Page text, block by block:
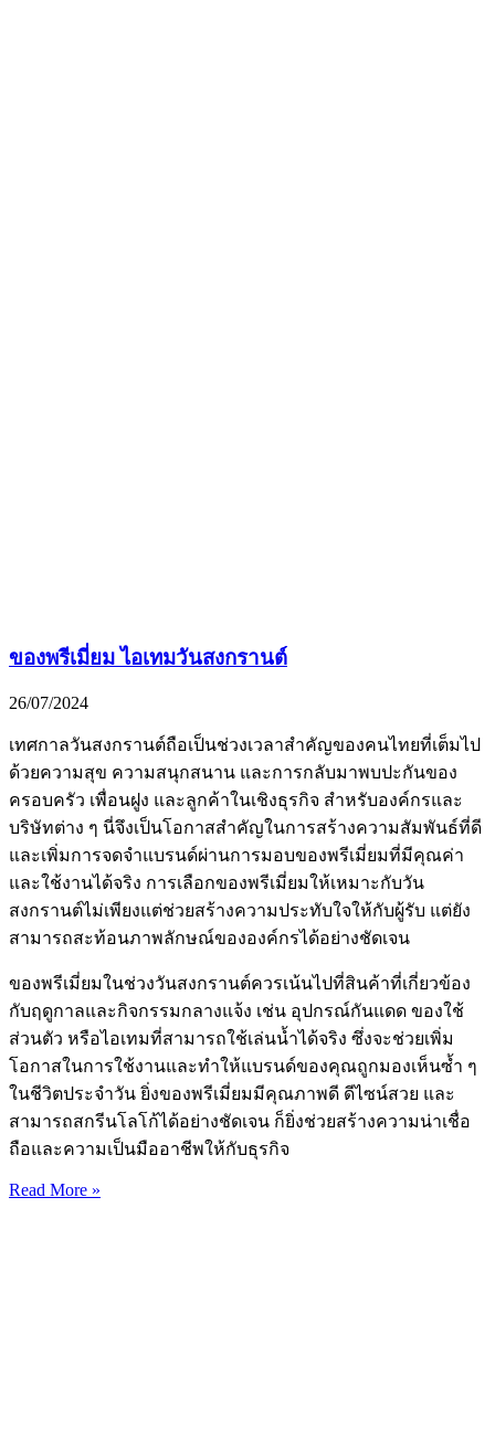
ของพรีเมี่ยม ไอเทมวันสงกรานต์
26/07/2024
เทศกาลวันสงกรานต์ถือเป็นช่วงเวลาสำคัญของคนไทยที่เต็มไป
ด้วยความสุข ความสนุกสนาน และการกลับมาพบปะกันของ
ครอบครัว เพื่อนฝูง และลูกค้าในเชิงธุรกิจ สำหรับองค์กรและ
บริษัทต่าง ๆ นี่จึงเป็นโอกาสสำคัญในการสร้างความสัมพันธ์ที่ดี
และเพิ่มการจดจำแบรนด์ผ่านการมอบของพรีเมี่ยมที่มีคุณค่า
และใช้งานได้จริง การเลือกของพรีเมี่ยมให้เหมาะกับวัน
สงกรานต์ไม่เพียงแต่ช่วยสร้างความประทับใจให้กับผู้รับ แต่ยัง
สามารถสะท้อนภาพลักษณ์ขององค์กรได้อย่างชัดเจน
ของพรีเมี่ยมในช่วงวันสงกรานต์ควรเน้นไปที่สินค้าที่เกี่ยวข้อง
กับฤดูกาลและกิจกรรมกลางแจ้ง เช่น อุปกรณ์กันแดด ของใช้
ส่วนตัว หรือไอเทมที่สามารถใช้เล่นน้ำได้จริง ซึ่งจะช่วยเพิ่ม
โอกาสในการใช้งานและทำให้แบรนด์ของคุณถูกมองเห็นซ้ำ ๆ
ในชีวิตประจำวัน ยิ่งของพรีเมี่ยมมีคุณภาพดี ดีไซน์สวย และ
สามารถสกรีนโลโก้ได้อย่างชัดเจน ก็ยิ่งช่วยสร้างความน่าเชื่อ
ถือและความเป็นมืออาชีพให้กับธุรกิจ
Read More »